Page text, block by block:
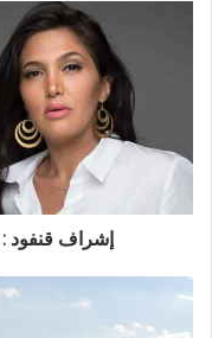
إشراف قنفود :